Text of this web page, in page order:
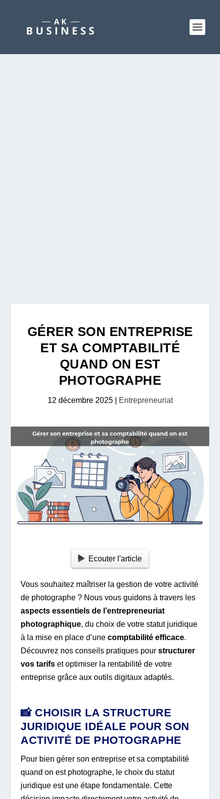
GÉRER SON ENTREPRISE
ET SA COMPTABILITÉ
QUAND ON EST
PHOTOGRAPHE
12 décembre 2025| Entrepreneuriat
Ecouter l'article
Vous souhaitez maîtriser la gestion de votre activité
de photographe ? Nous vous guidons à travers les
aspects essentiels de l’entrepreneuriat
photographique, du choix de votre statut juridique
à la mise en place d’unecomptabilité efficace.
Découvrez nos conseils pratiques pourstructurer
vos tarifs et optimiser la rentabilité de votre
entreprise grâce aux outils digitaux adaptés.
📸 CHOISIR LA STRUCTURE
JURIDIQUE IDÉALE POUR SON
ACTIVITÉ DE PHOTOGRAPHE
Pour bien gérer son entreprise et sa comptabilité
quand on est photographe, le choix du statut
juridique est une étape fondamentale. Cette